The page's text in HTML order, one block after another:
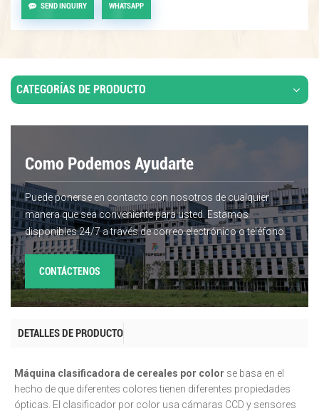
SEND INQUIRY WHATSAPP
CATEGORÍAS DE PRODUCTO
Como Podemos Ayudarte
Puede ponerse en contacto con nosotros de cualquier
manera que sea conveniente para usted. Estamos
disponibles 24/7 a través de correo electrónico o teléfono.
CONTÁCTENOS
DETALLES DE PRODUCTO
Máquina clasificadora de cereales por color se basa en el
hecho de que diferentes colores tienen diferentes propiedades
ópticas. El clasificador por color usa cámaras CCD y sensores